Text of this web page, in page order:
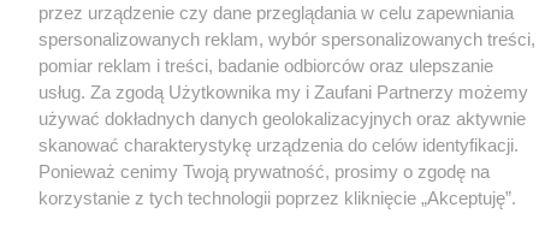
przez urządzenie czy dane przeglądania w celu zapewniania
spersonalizowanych reklam, wybór spersonalizowanych treści,
pomiar reklam i treści, badanie odbiorców oraz ulepszanie
usług. Za zgodą Użytkownika my i Zaufani Partnerzy możemy
używać dokładnych danych geolokalizacyjnych oraz aktywnie
skanować charakterystykę urządzenia do celów identyfikacji.
Ponieważ cenimy Twoją prywatność, prosimy o zgodę na
korzystanie z tych technologii poprzez kliknięcie „Akceptuję”.